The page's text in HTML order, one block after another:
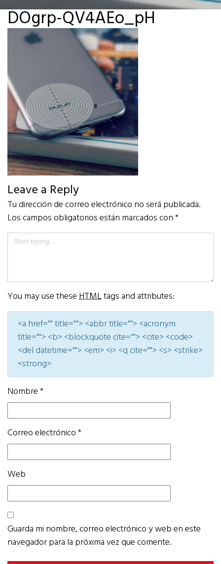
DOgrp-QV4AEo_pH
Leave a Reply
Tu dirección de correo electrónico no será publicada.
Los campos obligatorios están marcados con*
You may use theseHTMLtags and attributes:
<a href="" title=""> <abbr title=""> <acronym
title=""> <b> <blockquote cite=""> <cite> <code>
<del datetime=""> <em> <i> <q cite=""> <s> <strike>
<strong>
Nombre*
Correo electrónico*
Web
Guarda mi nombre, correo electrónico y web en este
navegador para la próxima vez que comente.